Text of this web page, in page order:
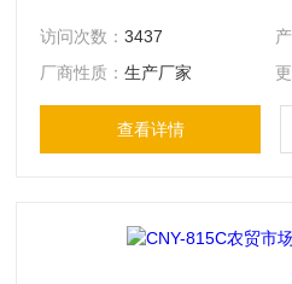
访问次数：3437
厂商性质：生产厂家
查看详情